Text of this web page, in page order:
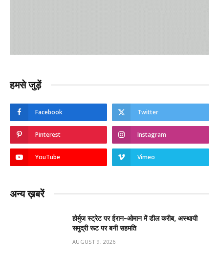
हमसे जुड़ें
Facebook Twitter
Pinterest Instagram
YouTube Vimeo
अन्य ख़बरें
होर्मुज स्ट्रेट पर ईरान-ओमान में डील करीब, अस्थायी
समुद्री रूट पर बनी सहमति
AUGUST 9, 2026